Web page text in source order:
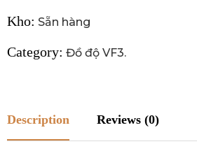
Kho: Sẵn hàng
Category: Đồ độ VF3.
Description Reviews (0)